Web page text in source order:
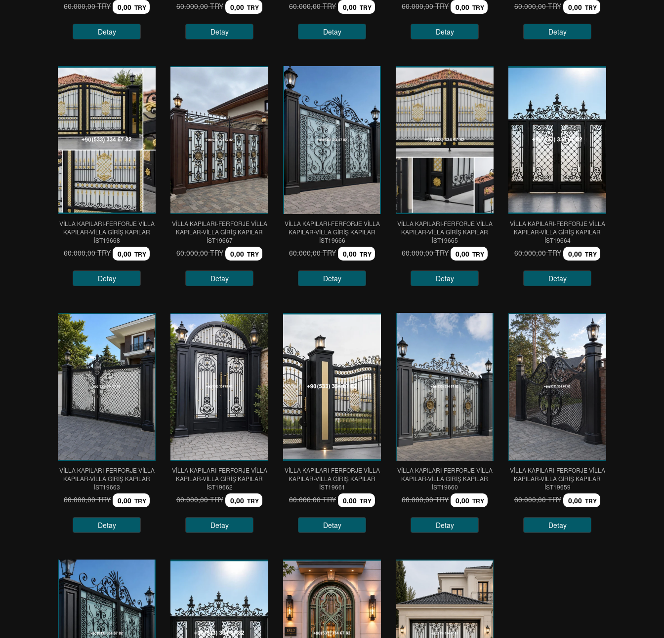
60.000,00 TRY 0,00 TRY
Detay
60.000,00 TRY 0,00 TRY
Detay
60.000,00 TRY 0,00 TRY
Detay
60.000,00 TRY 0,00 TRY
Detay
60.000,00 TRY 0,00 TRY
Detay
VİLLA KAPILARI-FERFORJE VİLLA
KAPILAR-VİLLA GİRİŞ KAPILAR
IST19668
60.000,00 TRY 0,00 TRY
Detay
VİLLA KAPILARI-FERFORJE VİLLA
KAPILAR-VİLLA GİRİŞ KAPILAR
IST19667
60.000,00 TRY 0,00 TRY
Detay
VİLLA KAPILARI-FERFORJE VİLLA
KAPILAR-VİLLA GİRİŞ KAPILAR
IST19666
60.000,00 TRY 0,00 TRY
Detay
VİLLA KAPILARI-FERFORJE VİLLA
KAPILAR-VİLLA GİRİŞ KAPILAR
IST19665
60.000,00 TRY 0,00 TRY
Detay
VİLLA KAPILARI-FERFORJE VİLLA
KAPILAR-VİLLA GİRİŞ KAPILAR
IST19664
60.000,00 TRY 0,00 TRY
Detay
VİLLA KAPILARI-FERFORJE VİLLA
KAPILAR-VİLLA GİRİŞ KAPILAR
IST19663
60.000,00 TRY 0,00 TRY
Detay
VİLLA KAPILARI-FERFORJE VİLLA
KAPILAR-VİLLA GİRİŞ KAPILAR
IST19662
60.000,00 TRY 0,00 TRY
Detay
VİLLA KAPILARI-FERFORJE VİLLA
KAPILAR-VİLLA GİRİŞ KAPILAR
IST19661
60.000,00 TRY 0,00 TRY
Detay
VİLLA KAPILARI-FERFORJE VİLLA
KAPILAR-VİLLA GİRİŞ KAPILAR
IST19660
60.000,00 TRY 0,00 TRY
Detay
VİLLA KAPILARI-FERFORJE VİLLA
KAPILAR-VİLLA GİRİŞ KAPILAR
IST19659
60.000,00 TRY 0,00 TRY
Detay